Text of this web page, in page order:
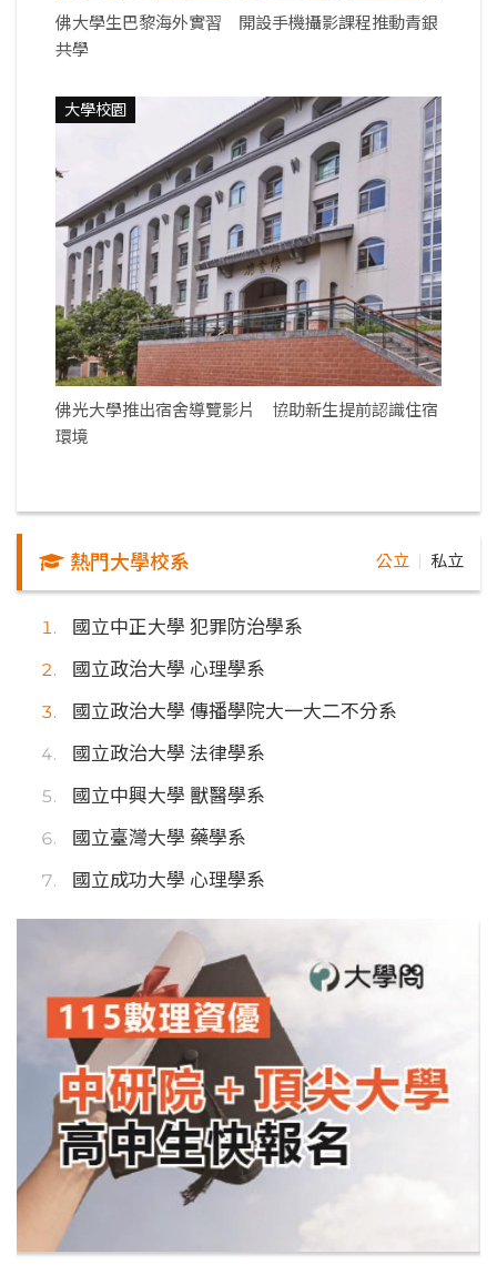
佛大學生巴黎海外實習 開設手機攝影課程推動青銀
共學
大學校園
佛光大學推出宿舍導覽影片 協助新生提前認識住宿
環境
熱門大學校系 公立 私立
國立中正大學 犯罪防治學系
國立政治大學 心理學系
國立政治大學 傳播學院大一大二不分系
國立政治大學 法律學系
國立中興大學 獸醫學系
國立臺灣大學 藥學系
國立成功大學 心理學系